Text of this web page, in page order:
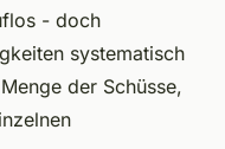
- doch
systematisch
der Schüsse,